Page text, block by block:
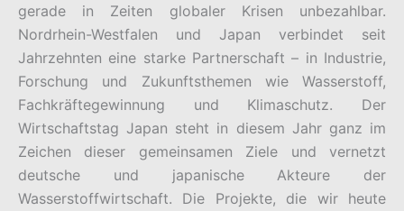
gerade in Zeiten globaler Krisen unbezahlbar.
Nordrhein-Westfalen und Japan verbindet seit
Jahrzehnten eine starke Partnerschaft – in Industrie,
Forschung und Zukunftsthemen wie Wasserstoff,
Fachkräftegewinnung und Klimaschutz. Der
Wirtschaftstag Japan steht in diesem Jahr ganz im
Zeichen dieser gemeinsamen Ziele und vernetzt
deutsche und japanische Akteure der
Wasserstoffwirtschaft. Die Projekte, die wir heute